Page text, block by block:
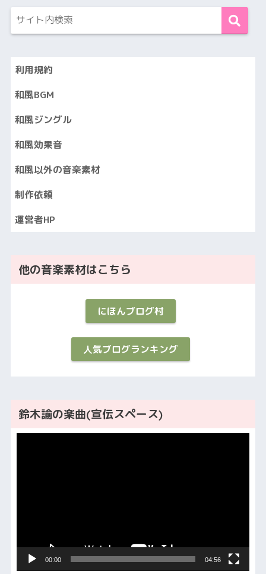
利用規約
和風BGM
和風ジングル
和風効果音
和風以外の音楽素材
制作依頼
運営者HP
他の音楽素材はこちら
にほんブログ村
人気ブログランキング
鈴木諭の楽曲(宣伝スペース)
00:00 04:56